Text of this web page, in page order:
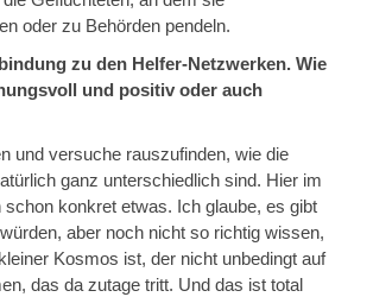
oder zu Behörden pendeln.
zu den Helfer-Netzwerken. Wie
und positiv oder auch
und versuche rauszufinden, wie die
ganz unterschiedlich sind. Hier im
konkret etwas. Ich glaube, es gibt
aber noch nicht so richtig wissen,
Kosmos ist, der nicht unbedingt auf
das da zutage tritt. Und das ist total